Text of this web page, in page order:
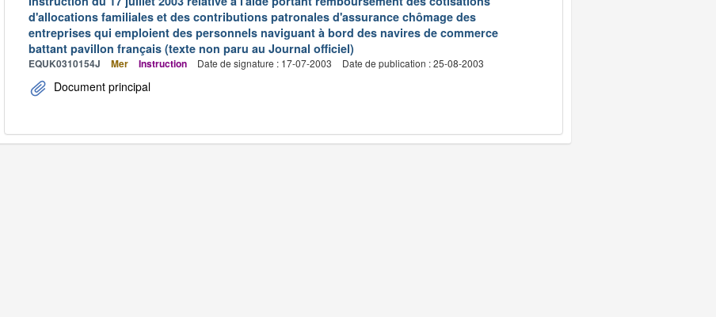
d'allocations familiales et des contributions patronales d'assurance chômage des
entreprises qui emploient des personnels naviguant à bord des navires de commerce
battant pavillon français (texte non paru au Journal officiel)
EQUK0310154J Mer Instruction Date de signature : 17-07-2003 Date de publication : 25-08-2003
Document principal